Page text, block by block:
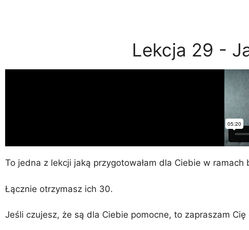
Lekcja 29 -
To jedna z lekcji jaką przygotowałam dla Ciebie w
Łącznie otrzymasz ich 30.
Jeśli czujesz, że są dla Ciebie pomocne, to zapraszam Cię